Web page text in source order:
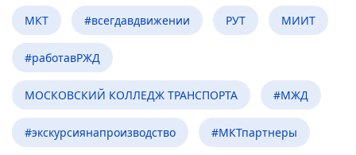
МКТ #всегдавдвижении РУТ МИИТ
#работавРЖД
МОСКОВСКИЙ КОЛЛЕДЖ ТРАНСПОРТА #МЖД
#экскурсиянапроизводство #МКТпартнеры